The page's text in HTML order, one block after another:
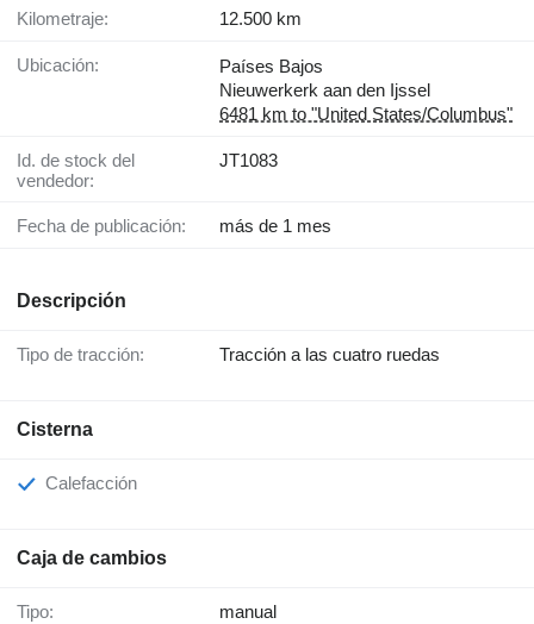
Kilometraje: 12.500 km
Ubicación:
Países Bajos
Nieuwerkerk aan den Ijssel
6481 km to "United States/Columbus"
Id. de stock del
vendedor:
JT1083
Fecha de publicación: más de 1 mes
Descripción
Tipo de tracción: Tracción a las cuatro ruedas
Cisterna
Calefacción
Caja de cambios
Tipo: manual